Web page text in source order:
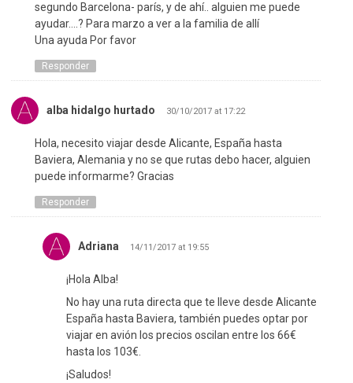
segundo Barcelona- parís, y de ahí.. alguien me puede
ayudar….? Para marzo a ver a la familia de allí
Una ayuda Por favor
Responder
alba hidalgo hurtado 30/10/2017 at 17:22
Hola, necesito viajar desde Alicante, España hasta
Baviera, Alemania y no se que rutas debo hacer, alguien
puede informarme? Gracias
Responder
Adriana 14/11/2017 at 19:55
¡Hola Alba!
No hay una ruta directa que te lleve desde Alicante
España hasta Baviera, también puedes optar por
viajar en avión los precios oscilan entre los 66€
hasta los 103€.
¡Saludos!